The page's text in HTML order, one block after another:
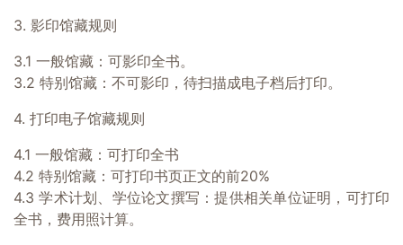
3. 影印馆藏规则
3.1 一般馆藏：可影印全书。
3.2 特别馆藏：不可影印，待扫描成电子档后打印。
4. 打印电子馆藏规则
4.1 一般馆藏：可打印全书
4.2 特别馆藏：可打印书页正文的前20%
4.3 学术计划、学位论文撰写：提供相关单位证明，可打印
全书，费用照计算。